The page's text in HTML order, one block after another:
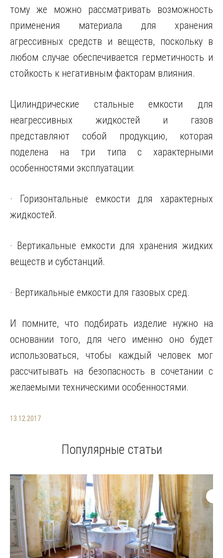
тому же можно рассматривать возможность
применения материала для хранения
агрессивных средств и веществ, поскольку в
любом случае обеспечивается герметичность и
стойкость к негативным факторам влияния.
Цилиндрические стальные емкости для
неагрессивных жидкостей и газов
представляют собой продукцию, которая
поделена на три типа с характерными
особенностями эксплуатации:
· Горизонтальные емкости для характерных
жидкостей.
· Вертикальные емкости для хранения жидких
веществ и субстанций.
· Вертикальные емкости для газовых сред.
И помните, что подбирать изделие нужно на
основании того, для чего именно оно будет
использоваться, чтобы каждый человек мог
рассчитывать на безопасность в сочетании с
желаемыми техническими особенностями.
13.12.2017
Популярные статьи